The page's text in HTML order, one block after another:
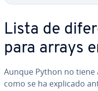
Lista de
para arrays
Aunque Python no tiene
como se ha explicado